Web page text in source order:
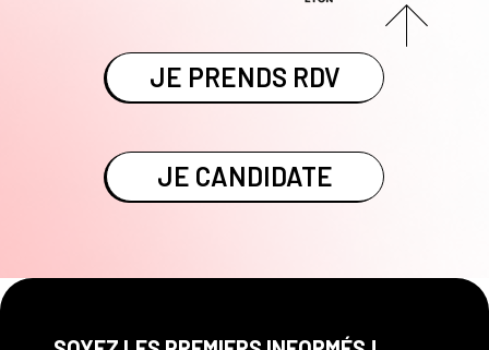
JE PRENDS RDV
JE CANDIDATE